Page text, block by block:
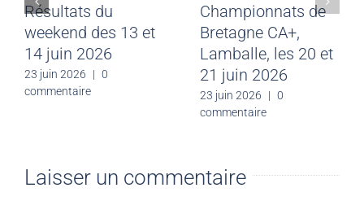
Résultats du
weekend des 13 et
14 juin 2026
23 juin 2026 | 0
commentaire
Championnats de
Bretagne CA+,
Lamballe, les 20 et
21 juin 2026
23 juin 2026 | 0
commentaire
Laisser un commentaire